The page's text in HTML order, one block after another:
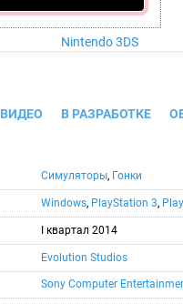
Nintendo 3DS
ВИДЕО В РАЗРАБОТКЕ
Симуляторы, Гонки
Windows, PlayStation 3,
I квартал 2014
Evolution Studios
Sony Computer